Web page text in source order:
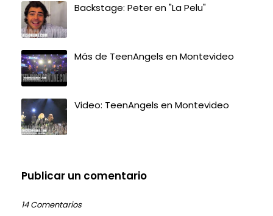
Backstage: Peter en "La Pelu"
Más de TeenAngels en Montevideo
Video: TeenAngels en Montevideo
Publicar un comentario
14 Comentarios